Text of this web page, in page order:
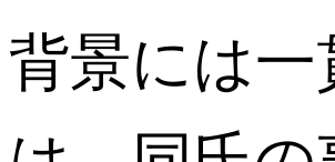
背景には